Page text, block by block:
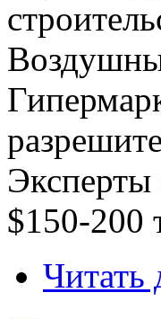
Эксперты
$150-200
Читать